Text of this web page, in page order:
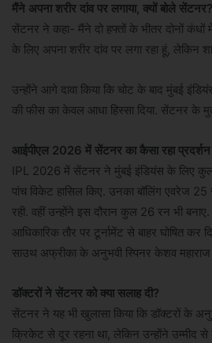
मैंने अपना शरीर दांव पर लगाया, क्यों बोले सेंटनर?
सेंटनर ने कहा- मैंने दो हफ्तों के भीतर दोनों कंधों
के लिए अपना शरीर दांव पर लगा रहा हूं, लेकिन
उन्होंने आगे दावा किया कि चोट के बाद मुंबई
की फीस का केवल आधा हिस्सा दिया. सेंटनर के
आईपीएल 2026 में सेंटनर का कैसा रहा प्रदर्शन
IPL 2026 में सेंटनर ने मुंबई इंडियंस के लिए
पांच विकेट हासिल किए. उनका बॉल‍िंग एवरेज
रही. वहीं उन्होंने इस दौरान कुल 26 रन भी
आधिकारिक तौर पर टूर्नामेंट से बाहर घोषित कर
साउथ अफ्रीका के अनुभवी स्पिनर केशव महाराज
डॉक्टरों ने सेंटनर को क्या सलाह दी?
सेंटनर ने यह भी खुलासा किया कि डॉक्टरों के
क्रिकेट से दूर रहना था, लेकिन उन्होंने उम्मीद से